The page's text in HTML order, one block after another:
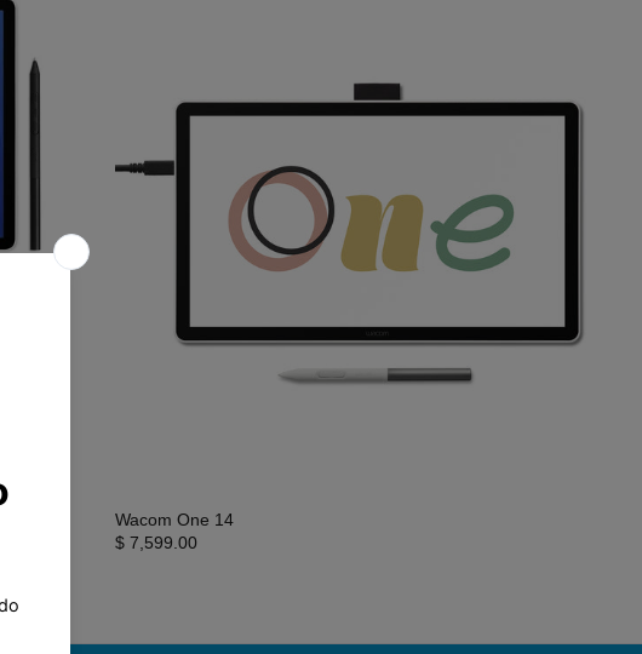
Wacom One 14
$ 7,599.00